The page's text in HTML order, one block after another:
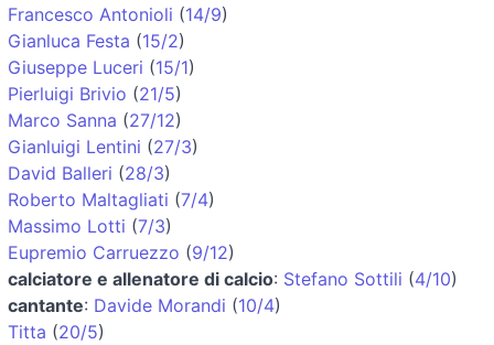
Francesco Antonioli (14/9)
Gianluca Festa (15/2)
Giuseppe Luceri (15/1)
Pierluigi Brivio (21/5)
Marco Sanna (27/12)
Gianluigi Lentini (27/3)
David Balleri (28/3)
Roberto Maltagliati (7/4)
Massimo Lotti (7/3)
Eupremio Carruezzo (9/12)
calciatore e allenatore di calcio: Stefano Sottili (4/10)
cantante: Davide Morandi (10/4)
Titta (20/5)